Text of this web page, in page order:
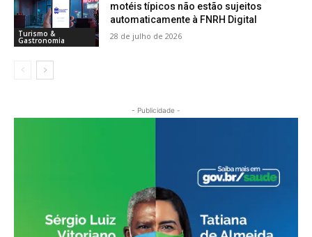
Turismo &
Gastronomia
motéis típicos não estão sujeitos
automaticamente à FNRH Digital
28 de julho de 2026
- Publicidade -